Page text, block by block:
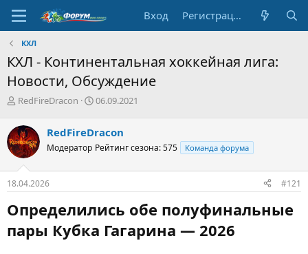
Вход Регистрация
КХЛ
КХЛ - Континентальная хоккейная лига:
Новости, Обсуждение
А
т
о
р
т
е
м
RedFireDracon
Д
а
н
ч
а
06.09.2021
RedFireDracon
Модератор Рейтинг сезона: 575 Команда форума
18.04.2026 #121
Определились обе полуфинальные
пары Кубка Гагарина — 2026